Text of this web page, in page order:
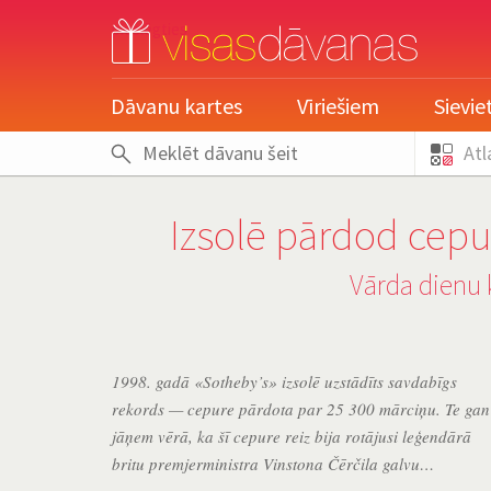
pieslēgties
Dāvanu kartes Vīriešiem
Izsolē pārdod
Vārda dienu
1998. gadā «Sotheby’s» izsolē uzstādīts savdabīgs
rekords — cepure pārdota par 25 300 mārciņu. Te gan
jāņem vērā, ka šī cepure reiz bija rotājusi leģendārā
britu premjerministra Vinstona Čērčila galvu…